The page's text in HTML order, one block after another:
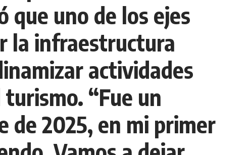
que uno de los ejes
la infraestructura
actividades
“Fue un
de 2025, en mi primer